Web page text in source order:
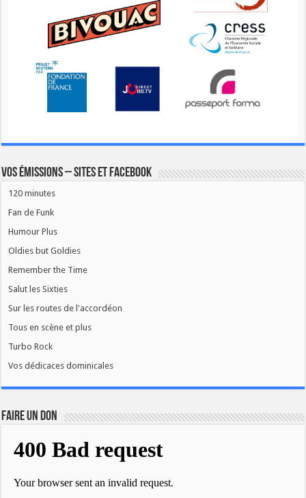
Vos émissions – Sites et Facebook
120 minutes
Fan de Funk
Humour Plus
Oldies but Goldies
Remember the Time
Salut les Sixties
Sur les routes de l'accordéon
Tous en scène et plus
Turbo Rock
Vos dédicaces dominicales
FAIRE UN DON